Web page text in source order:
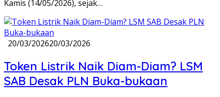
Kamis (14/05/2026), sejak…
20/03/202620/03/2026
Token Listrik Naik Diam-Diam? LSM
SAB Desak PLN Buka-bukaan